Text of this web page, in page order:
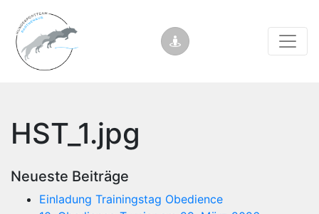
HST_1.jpg
Neueste Beiträge
Einladung Trainingstag Obedience